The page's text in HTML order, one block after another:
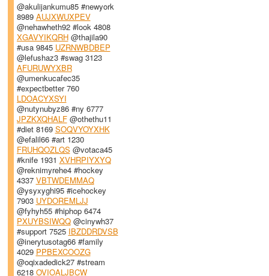
@akulijankumu85 #newyork
8989 AUJXWUXPEV
@nehawheth92 #look 4808
XGAVYIKQRH@thajila90
#usa 9845 UZRNWBDBEP
@lefushaz3 #swag 3123
AFURUWYXBR
@umenkucafec35
#expectbetter 760
LDOACYXSYI
@nutynubyz86 #ny 6777
JPZKXQHALF@othethu11
#diet 8169 SOQVYOYXHK
@efalil66 #art 1230
FRUHQOZLQS @votaca45
#knife 1931 XVHRPIYXYQ
@reknimyrehe4 #hockey
4337 VBTWDEMMAQ
@ysyxyghi95 #icehockey
7903 UYDOREMLJJ
@fyhyh55 #hiphop 6474
PXUYBSIWQQ@cinywh37
#support 7525 IBZDDRDVSB
@inerytusotag66 #family
4029 PPBEXCOOZG
@oqixadedick27 #stream
6218 OVIOALJBCW